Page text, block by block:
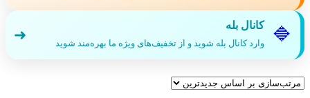
🔷 کانال بله
وارد کانال بله شوید و از تخفیف‌های ویژه ما بهره‌مند شوید ➜